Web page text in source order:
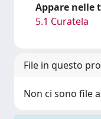
Appare nelle
5.1 Curatela
File in questo
Non ci sono file